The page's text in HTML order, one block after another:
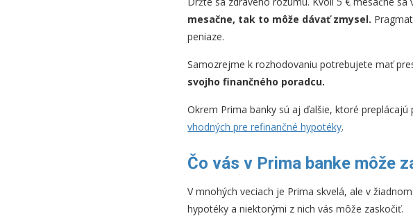
mesačne, tak to môže dávať zmysel.
peniaze.
Samozrejme k rozhodovaniu potrebujete mať
svojho finančného poradcu.
Okrem Prima banky sú aj ďalšie, ktoré
vhodných pre refinančné hypotéky.
Čo vás v Prima banke môže
V mnohých veciach je Prima skvelá, ale v
hypotéky a niektorými z nich vás môže zaskočiť.